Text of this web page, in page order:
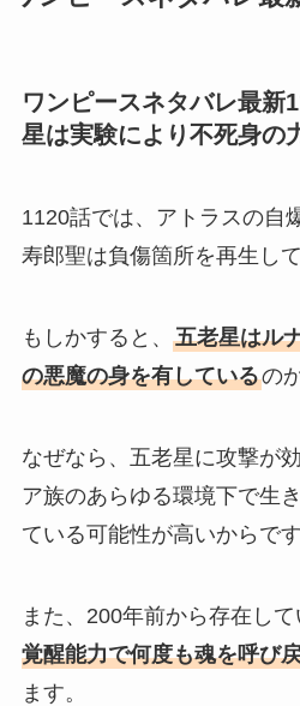
ワンピースネタバレ最新
星は実験により不死身の
1120話では、アトラスの自
寿郎聖は負傷箇所を再生して
もしかすると、 五老星はル
の悪魔の身を有しているの
なぜなら、五老星に攻撃が
ア族のあらゆる環境下で生
ている可能性が高いからです
また、200年前から存在し
覚醒能力で何度も魂を呼び
ます。